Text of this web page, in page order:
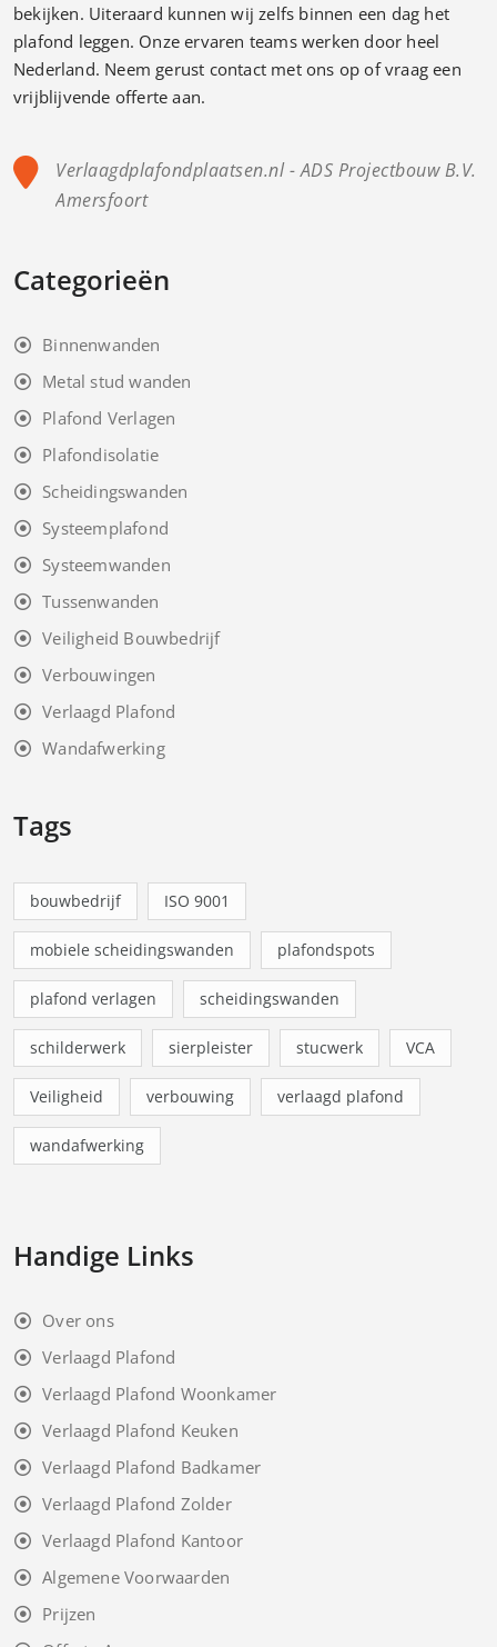
bekijken. Uiteraard kunnen wij zelfs binnen een dag het
plafond leggen. Onze ervaren teams werken door heel
Nederland. Neem gerust contact met ons op of vraag een
vrijblijvende offerte aan.
Verlaagdplafondplaatsen.nl - ADS Projectbouw B.V.
Amersfoort
Categorieën
Binnenwanden
Metal stud wanden
Plafond Verlagen
Plafondisolatie
Scheidingswanden
Systeemplafond
Systeemwanden
Tussenwanden
Veiligheid Bouwbedrijf
Verbouwingen
Verlaagd Plafond
Wandafwerking
Tags
bouwbedrijf ISO 9001
mobiele scheidingswanden plafondspots
plafond verlagen scheidingswanden
schilderwerk sierpleister stucwerk VCA
Veiligheid verbouwing verlaagd plafond
wandafwerking
Handige Links
Over ons
Verlaagd Plafond
Verlaagd Plafond Woonkamer
Verlaagd Plafond Keuken
Verlaagd Plafond Badkamer
Verlaagd Plafond Zolder
Verlaagd Plafond Kantoor
Algemene Voorwaarden
Prijzen